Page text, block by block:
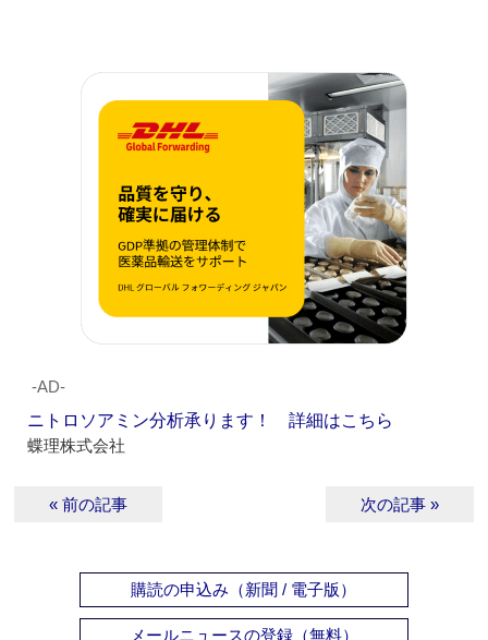
‐AD‐
ニトロソアミン分析承ります！ 詳細はこちら
蝶理株式会社
« 前の記事 次の記事 »
購読の申込み（新聞 / 電子版）
メールニュースの登録（無料）